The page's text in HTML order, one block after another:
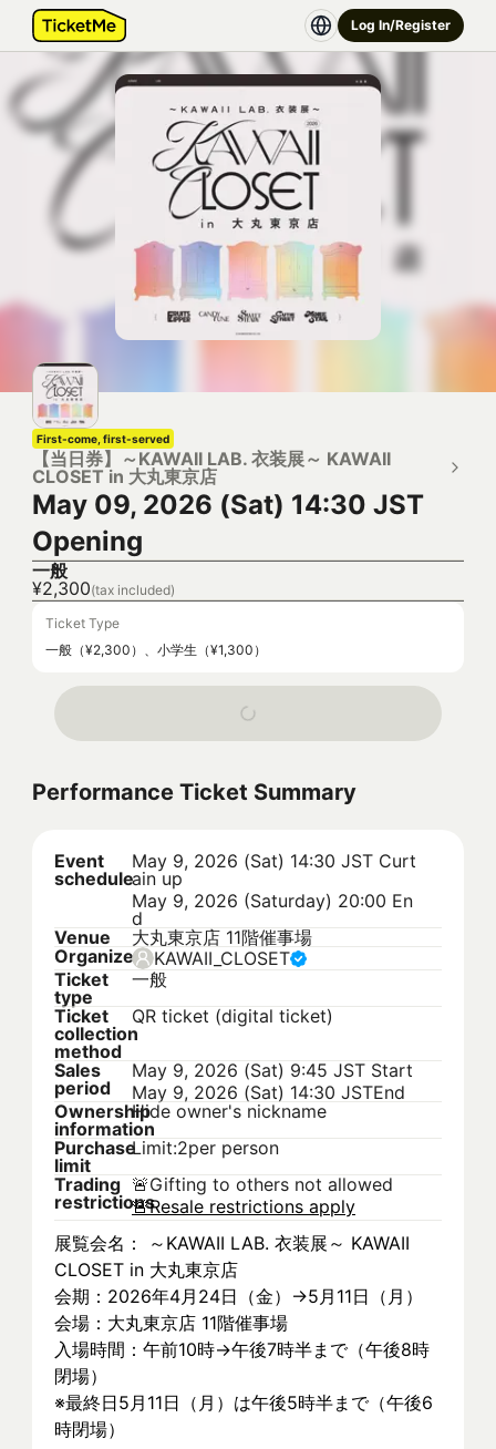
Log In/Register
First-come, first-served
【当日券】～KAWAII LAB. 衣装展～ KAWAII
CLOSET in 大丸東京店
May 09, 2026 (Sat) 14:30 JST
Opening
一般
¥2,300(tax included)
Ticket Type
一般（¥2,300）、小学生（¥1,300）
Performance Ticket Summary
Event
schedule
May 9, 2026 (Sat) 14:30 JST Curt
ain up
May 9, 2026 (Saturday) 20:00 En
d
Venue
大丸東京店 11階催事場
Organizer KAWAII_CLOSET
Ticket
type
一般
Ticket
collection
method
QR ticket (digital ticket)
Sales
period
May 9, 2026 (Sat) 9:45 JST Start
May 9, 2026 (Sat) 14:30 JSTEnd
Ownership
information
Hide owner's nickname
Purchase
limit
Limit:2per person
Trading
restrictions
🚨Gifting to others not allowed
🚨Resale restrictions apply
展覧会名： ～KAWAII LAB. 衣装展～ KAWAII
CLOSET in 大丸東京店
会期：2026年4月24日（金）→5月11日（月）
会場：大丸東京店 11階催事場
入場時間：午前10時→午後7時半まで（午後8時
閉場）
※最終日5月11日（月）は午後5時半まで（午後6
時閉場）